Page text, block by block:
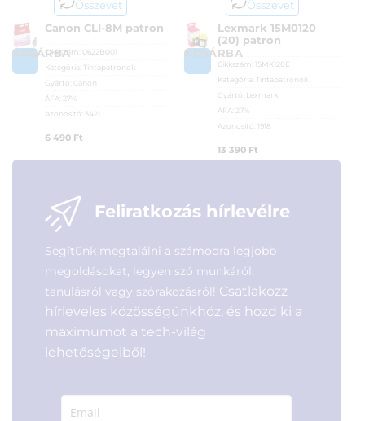
Összevet
KOSÁRBA
Canon CLI-8M patron
Cikkszám: 0622B001
Kategória:
Tintapatronok
Gyártó: Canon
ÁFA: 27%
Azonosító: 3421
6 490 Ft
Összevet
KOSÁRBA
Lexmark 15M0120
(20) patron
Cikkszám: 15MX120E
Kategória:
Tintapatronok
Gyártó: Lexmark
ÁFA: 27%
Azonosító: 1918
13 390 Ft
Feliratkozás hírlevélre
Segítünk megtalálni a számodra legjobb
megoldásokat, legyen szó munkáról,
tanulásról vagy szórakozásról! Csatlakozz
hírleveles közösségünkhöz, és hozd ki a
maximumot a tech-világ
lehetőségeiből!